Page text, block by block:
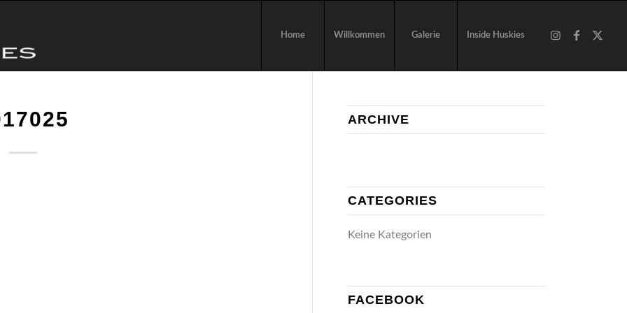
Home Willkommen Galerie Inside Huskies
ARCHIVE
CATEGORIES
Keine Kategorien
FACEBOOK